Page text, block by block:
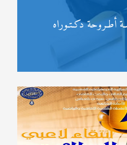
أطـروحة دكـتـوراه